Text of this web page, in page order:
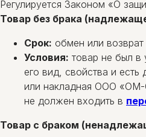
Регулируется Законом «О
Товар без брака
Срок: обмен или возврат
Условия: товар не был в
его вид, свойства и есть
или накладная ООО «ОМ-
не должен входить в
Товар с браком